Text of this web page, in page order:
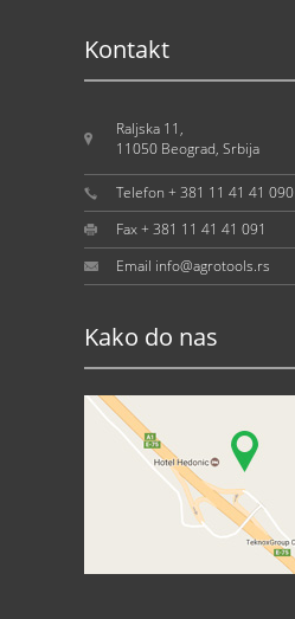
Kontakt
Raljska 11,
11050 Beograd, Srbija
Telefon + 381 11 41 41 090
Fax + 381 11 41 41 091
Email info@agrotools.rs
Kako do nas